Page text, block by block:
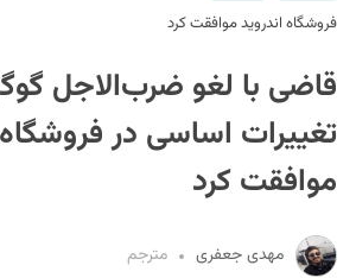
فروشگاه اندروید موافقت کرد
قاضی با لغو ضر‌ب‌الاجل
تغییرات اساسی در فروشگاه
موافقت کرد
مهدی جعفری مترجم